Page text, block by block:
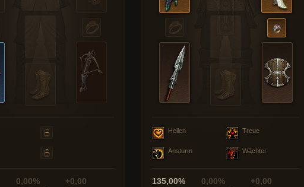
0,00% +0,00
Heilen Treue
Ansturm Wächter
135,00% 0,00% +0,00